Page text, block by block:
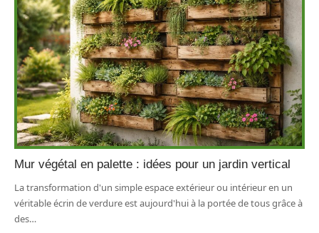
Mur végétal en palette : idées pour un jardin vertical
La transformation d'un simple espace extérieur ou intérieur en un
véritable écrin de verdure est aujourd'hui à la portée de tous grâce à
des…